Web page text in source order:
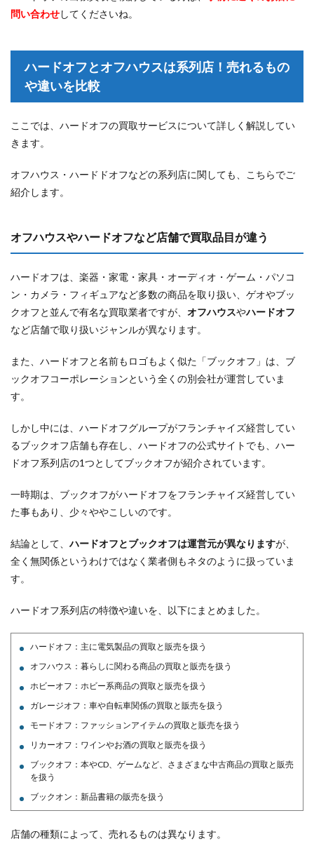
問い合わせしてくださいね。
ハードオフとオフハウスは系列店！売れるもの
や違いを比較
ここでは、ハードオフの買取サービスについて詳しく解説してい
きます。
オフハウス・ハードドオフなどの系列店に関しても、こちらでご
紹介します。
オフハウスやハードオフなど店舗で買取品目が違う
ハードオフは、楽器・家電・家具・オーディオ・ゲーム・パソコ
ン・カメラ・フィギュアなど多数の商品を取り扱い、ゲオやブッ
クオフと並んで有名な買取業者ですが、 オフハウスやハードオフ
など店舗で取り扱いジャンルが異なります。
また、ハードオフと名前もロゴもよく似た「ブックオフ」は、ブ
ックオフコーポレーションという全くの別会社が運営していま
す。
しかし中には、ハードオフグループがフランチャイズ経営してい
るブックオフ店舗も存在し、ハードオフの公式サイトでも、ハー
ドオフ系列店の1つとしてブックオフが紹介されています。
一時期は、ブックオフがハードオフをフランチャイズ経営してい
た事もあり、少々ややこしいのです。
結論として、ハードオフとブックオフは運営元が異なりますが、
全く無関係というわけではなく業者側もネタのように扱っていま
す。
ハードオフ系列店の特徴や違いを、以下にまとめました。
ハードオフ：主に電気製品の買取と販売を扱う
オフハウス：暮らしに関わる商品の買取と販売を扱う
ホビーオフ：ホビー系商品の買取と販売を扱う
ガレージオフ：車や自転車関係の買取と販売を扱う
モードオフ：ファッションアイテムの買取と販売を扱う
リカーオフ：ワインやお酒の買取と販売を扱う
ブックオフ：本やCD、ゲームなど、さまざまな中古商品の買取と販売
を扱う
ブックオン：新品書籍の販売を扱う
店舗の種類によって、売れるものは異なります。